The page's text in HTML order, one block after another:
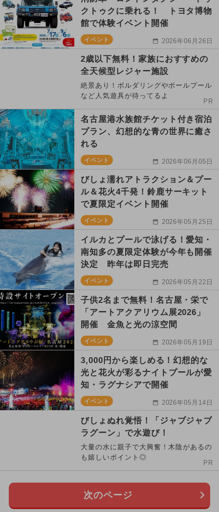
クトゥクに乗れる！ トヨタ博物
館で体験イベント開催
イベント 2026年06月26日
2歳以下無料！家族におすすめの
全天候型レジャー施設
絶景あり！ボルダリングやボールプール
など人気遊具が待ってるよ
PR
名古屋港水族館チケット付き宿泊
プラン、幻想的な青の世界に癒さ
れる
イベント 2026年06月05日
びしょ濡れアトラクション＆プー
ル＆花火4千発！鈴鹿サーキット
で夏限定イベント開催
イベント 2026年05月25日
イルカとプールで泳げる！愛知・
南知多の夏限定体験が今年も開催
決定 昨年は即日完売
イベント 2026年05月22日
子供2名まで無料！名古屋・栄で
「アートアクアリウム展2026」
開催 金魚と光の涼空間
イベント 2026年05月19日
3,000円から楽しめる！幻想的な
光と花火が彩るナイトプールが愛
知・ラグナシアで開催
イベント 2026年05月14日
びしょぬれ覚悟！「ジャブジャブ
ラグーン」で水遊び！
大量の水に親子で大興奮！木陰があるの
も嬉しいポイント◎
PR
次のページ